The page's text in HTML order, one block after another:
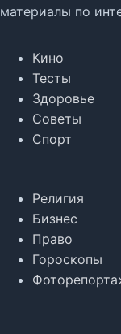
материалы по
Кино
Тесты
Здоровье
Советы
Спорт
Религия
Бизнес
Право
Гороскопы